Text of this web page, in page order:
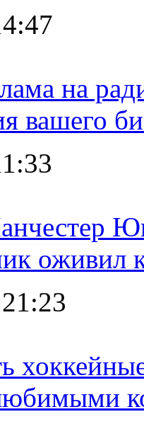
на
вашего
оживил